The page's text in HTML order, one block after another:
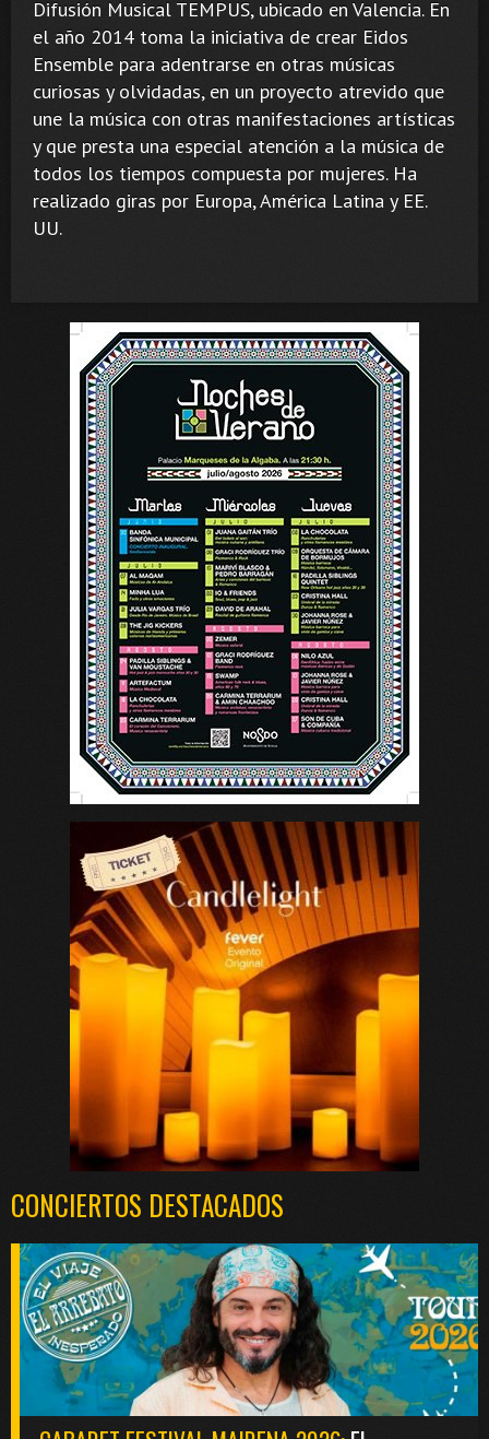
Difusión Musical TEMPUS, ubicado en Valencia. En
el año 2014 toma la iniciativa de crear Eidos
Ensemble para adentrarse en otras músicas
curiosas y olvidadas, en un proyecto atrevido que
une la música con otras manifestaciones artísticas
y que presta una especial atención a la música de
todos los tiempos compuesta por mujeres. Ha
realizado giras por Europa, América Latina y EE.
UU.
CONCIERTOS DESTACADOS